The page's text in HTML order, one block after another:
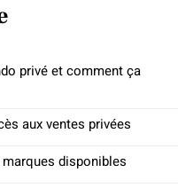
privé et comment ça
aux ventes privées
disponibles